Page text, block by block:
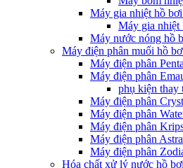
Máy gia nhiệt hồ
Máy gia nhiệt
Máy nước nóng hồ
Máy điện phân muối hồ
Máy điện phân
Máy điện phân
phụ kiện thay
Máy điện phân
Máy điện phân
Máy điện phân
Máy điện phân
Máy điện phân
Hóa chất xử lý nước hồ bơi